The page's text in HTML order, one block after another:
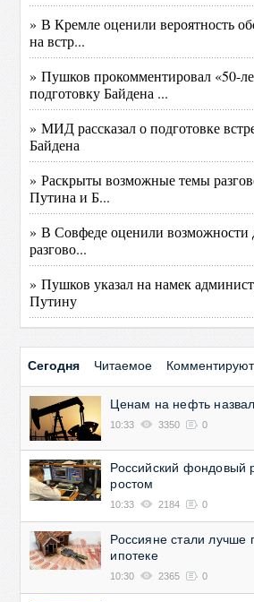
» В Кремле оценили вероятность
на встр...
» Пушков прокомментировал «50-
подготовку Байдена ...
» МИД рассказал о подготовке
Байдена
» Раскрыты возможные темы
Путина и Б...
» В Совфеде оценили возможности
разгово...
» Пушков указал на намек
Путину
Сегодня Читаемое Комментируют
Ценам на нефть
10:33 3350 0
Российский фондовый
ростом
10:33 2184 0
Россияне стали лучше
ипотеке
10:30 2365 0